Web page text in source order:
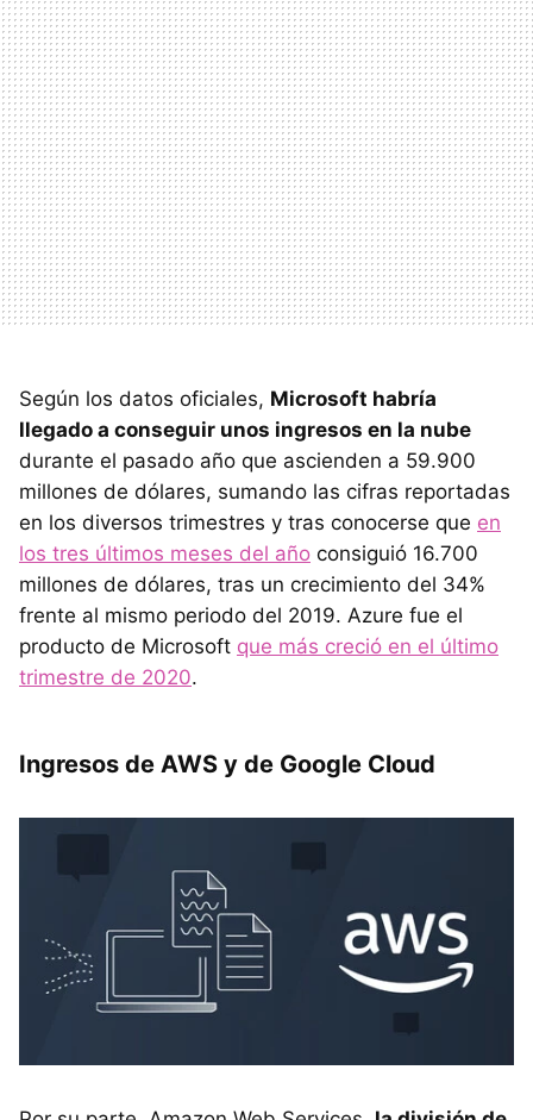
Según los datos oficiales, Microsoft habría
llegado a conseguir unos ingresos en la nube
durante el pasado año que ascienden a 59.900
millones de dólares, sumando las cifras reportadas
en los diversos trimestres y tras conocerse que en
los tres últimos meses del año consiguió 16.700
millones de dólares, tras un crecimiento del 34%
frente al mismo periodo del 2019. Azure fue el
producto de Microsoft que más creció en el último
trimestre de 2020.
Ingresos de AWS y de Google Cloud